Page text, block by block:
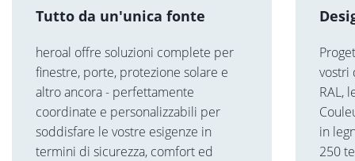
Tutto da un'unica fonte
heroal offre soluzioni complete per
finestre, porte, protezione solare e
altro ancora - perfettamente
coordinate e personalizzabili per
soddisfare le vostre esigenze in
termini di sicurezza, comfort ed
vostri
RAL,
in
250